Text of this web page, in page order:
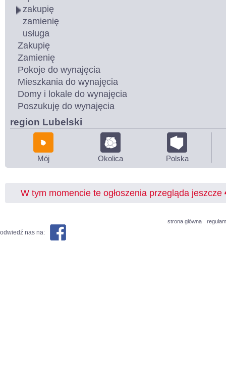
zakupię
zamienię
usługa
Zakupię
Zamienię
Pokoje do wynajęcia
Mieszkania do wynajęcia
Domy i lokale do wynajęcia
Poszukuję do wynajęcia
region Lubelski
Mój Okolica Polska
W tym momencie te ogłoszenia przegląda jeszcze
strona główna
odwiedź nas na: